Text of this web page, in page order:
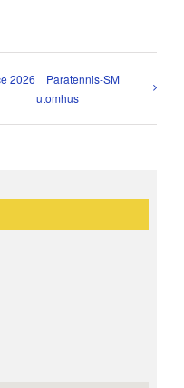
2026
Paratennis-SM
utomhus